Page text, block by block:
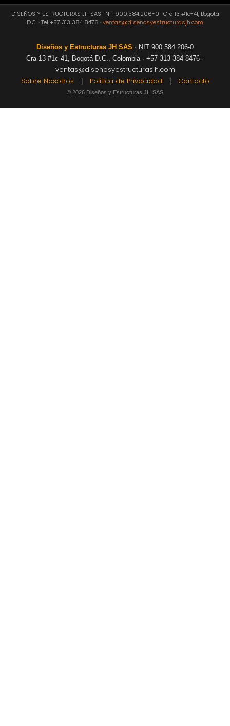
DISEÑOS Y ESTRUCTURAS JH SAS · NIT 900.584.206-0 · Cra 13 #1c-41, Bogotá
D.C. · Tel +57 313 384 8476 ·ventas@disenosyestructurasjh.com
Diseños y Estructuras JH SAS · NIT 900.584.206-0
Cra 13 #1c-41, Bogotá D.C., Colombia · +57 313 384 8476 ·
ventas@disenosyestructurasjh.com
Sobre Nosotros
Política de Privacidad Contacto
© 2026 Diseños y Estructuras JH SAS